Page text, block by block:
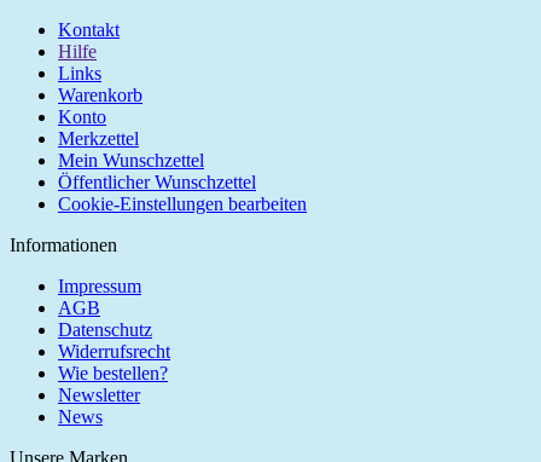
Kontakt
Hilfe
Links
Warenkorb
Konto
Merkzettel
Mein Wunschzettel
Öffentlicher Wunschzettel
Cookie-Einstellungen bearbeiten
Informationen
Impressum
AGB
Datenschutz
Widerrufsrecht
Wie bestellen?
Newsletter
News
Unsere Marken